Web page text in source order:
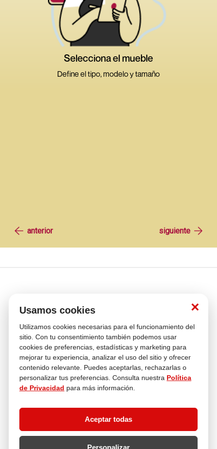
×
Usamos cookies
Utilizamos cookies necesarias para el funcionamiento del
sitio. Con tu consentimiento también podemos usar
cookies de preferencias, estadísticas y marketing para
mejorar tu experiencia, analizar el uso del sitio y ofrecer
contenido relevante. Puedes aceptarlas, rechazarlas o
personalizar tus preferencias. Consulta nuestra Política
de Privacidad para más información.
Aceptar todas
Personalizar
telefónica
tranquilidad
Múltiples
Medios de pago
Devoluciones
Asesoría
En tus compras
¿Necesitas ayuda con tu compra?
hola@multitop.pe
Central Telefónica: 01 619 4444